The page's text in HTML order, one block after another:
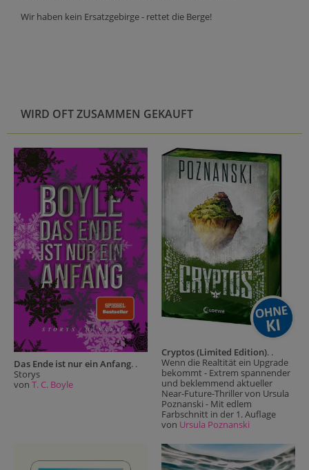
Wir haben kein Ersatzgebirge - rettet die Berge!
WIRD OFT ZUSAMMEN GEKAUFT
Das Ende ist nur ein Anfang. .
Storys
von T. C. Boyle
Cryptos (Limited Edition). .
Wenn die Realtität ein Upgrade
bekommt - Extrem spannender
und beklemmend aktueller
Near-Future-Thriller von Ursula
Poznanski - Mit edlem
Farbschnitt in der 1. Auflage
von Ursula Poznanski